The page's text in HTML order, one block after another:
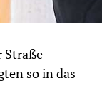
Straße
so in das